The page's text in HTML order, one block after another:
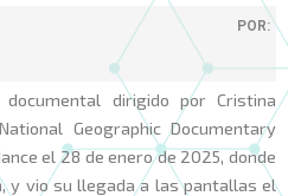
POR:
dirigido por Cristina
Geographic Documentary
el 28 de enero de 2025, donde
y vio su llegada a las pantallas el